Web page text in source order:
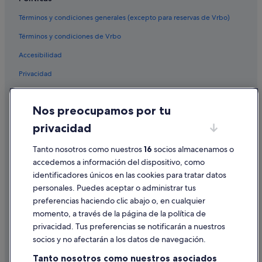
Hoteles con gimnasio en Nazaret
Hoteles románticos en Tel Aviv
Hoteles de lujo en Tel Aviv
Hoteles boutique en Jerusalén
Hoteles con wifi en Nazaret
Hoteles con todo incluido en Eilat
Nh Hotels en Tel Aviv
Nazaret hoteles
Hoteles baratos en Nazaret
Hoteles con bar en Haifa
Distrito Central de Israel hoteles
Términos y condiciones generales (excepto para reservas de Vrbo)
Términos y condiciones de Vrbo
Accesibilidad
Privacidad
Condiciones de uso
Información legal/contacto
Pautas sobre el contenido y cómo denunciar contenido
Ayuda
Cancelar un vuelo
Cancelar una reserva de hotel o de un alquiler vacacional
Nos preocupamos por tu
privacidad
Tanto nosotros como nuestros16 socios almacenamos o
accedemos a información del dispositivo, como
identificadores únicos en las cookies para tratar datos
personales. Puedes aceptar o administrar tus
preferencias haciendo clic abajo o, en cualquier
momento, a través de la página de la política de
privacidad. Tus preferencias se notificarán a nuestros
socios y no afectarán a los datos de navegación.
Tanto nosotros como nuestros asociados